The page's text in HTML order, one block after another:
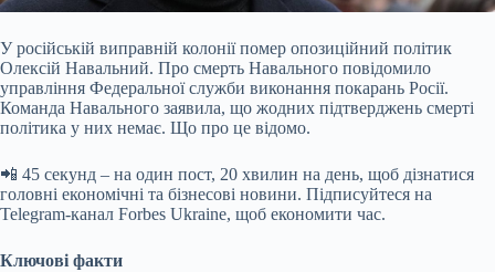
У російській виправній колонії помер опозиційний політик
Олексій Навальний. Про смерть Навального повідомило
управління Федеральної служби виконання покарань Росії.
Команда Навального заявила, що жодних підтверджень смерті
політика у них немає. Що про це відомо.
📲 45 секунд – на один пост, 20 хвилин на день, щоб дізнатися
головні економічні та бізнесові новини. Підписуйтеся на
Telegram-канал Forbes Ukraine, щоб економити час.
Ключові факти